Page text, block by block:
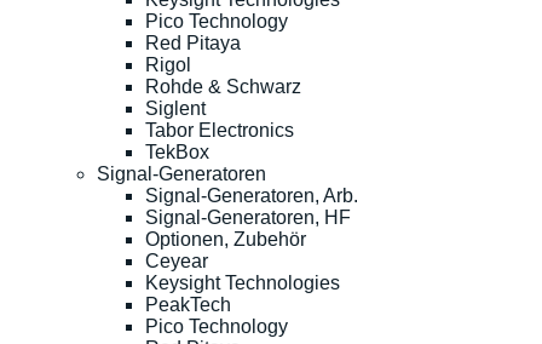
Pico Technology
Red Pitaya
Rigol
Rohde & Schwarz
Siglent
Tabor Electronics
TekBox
Signal-Generatoren
Signal-Generatoren, Arb.
Signal-Generatoren, HF
Optionen, Zubehör
Ceyear
Keysight Technologies
PeakTech
Pico Technology